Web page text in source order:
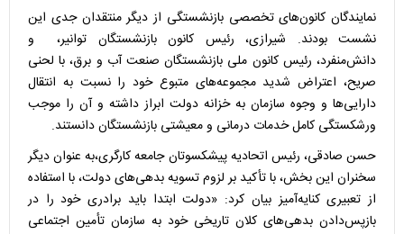
نمایندگان کانون‌های تخصصی بازنشستگی از دیگر منتقدان جدی این
نشست بودند. شیرازی، رئیس کانون بازنشستگان توانیر، و
دانش‌منفرد، رئیس کانون ملی بازنشستگان صنعت آب و برق، با لحنی
صریح، اعتراض شدید مجموعه‌های متبوع خود را نسبت به انتقال
دارایی‌ها و وجوه سازمان به خزانه دولت ابراز داشته و آن را موجب
ورشکستگی کامل خدمات درمانی و معیشتی بازنشستگان دانستند.
حسن صادقی، رئیس اتحادیه پیشکسوتان جامعه کارگری،به عنوان دیگر
سخنران این بخش، با تأکید بر لزوم تسویه بدهی‌های دولت، با استفاده
از تعبیری کنایه‌آمیز بیان کرد: «دولت ابتدا باید برادری خود را در
بازپس‌دادن بدهی‌های کلان تاریخی خود به سازمان تأمین اجتماعی